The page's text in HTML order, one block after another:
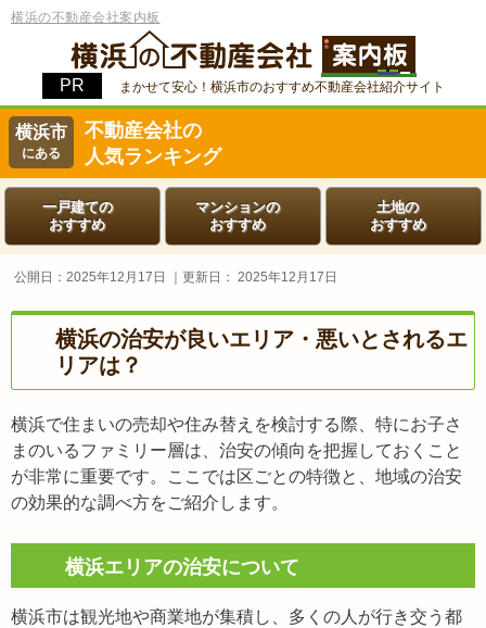
横浜の不動産会社案内板
まかせて安心！横浜市のおすすめ不動産会社紹介サイト
横浜市
にある
不動産会社の
人気ランキング
一戸建ての
おすすめ
マンションの
おすすめ
土地の
おすすめ
公開日：2025年12月17日 ｜更新日：2025年12月17日
横浜の治安が良いエリア・悪いとされるエ
リアは？
横浜で住まいの売却や住み替えを検討する際、特にお子さ
まのいるファミリー層は、治安の傾向を把握しておくこと
が非常に重要です。ここでは区ごとの特徴と、地域の治安
の効果的な調べ方をご紹介します。
横浜エリアの治安について
横浜市は観光地や商業地が集積し、多くの人が行き交う都